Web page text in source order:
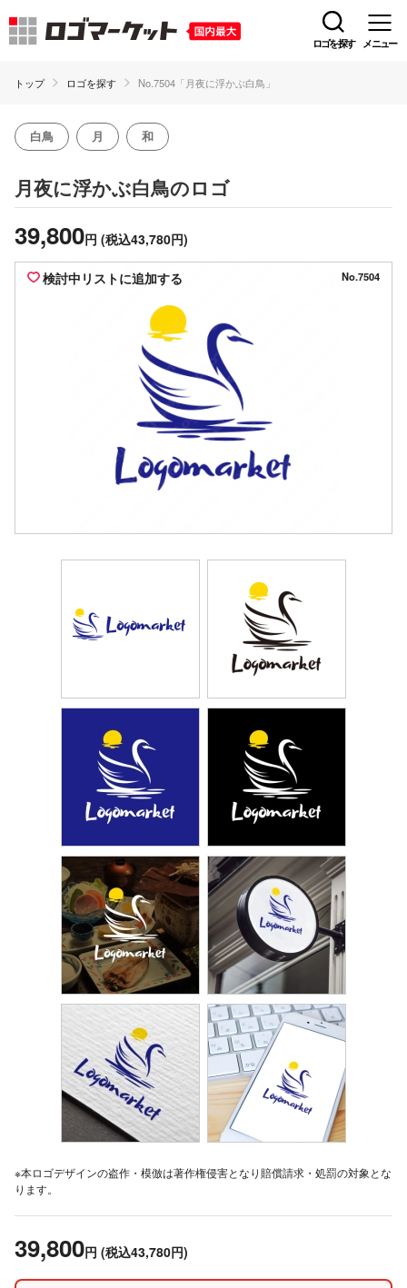
ロゴを探す メニュー
トップ ロゴを探す No.7504「月夜に浮かぶ白鳥」
白鳥 月 和
月夜に浮かぶ白鳥のロゴ
39,800円 (税込43,780円)
検討中リストに追加する No.7504
※本ロゴデザインの盗作・模倣は著作権侵害となり賠償請求・処罰の対象とな
ります。
39,800円 (税込43,780円)